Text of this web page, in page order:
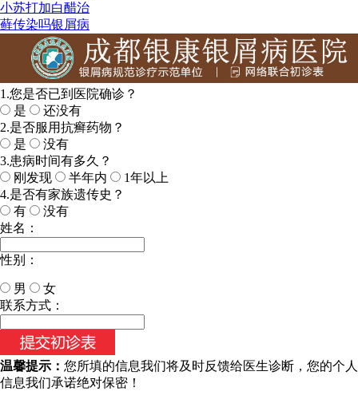
小苏打加白醋治
藓传染吗银屑病
1.您是否已到医院确诊？
是
还没有
2.是否服用抗癣药物？
是
没有
3.患病时间有多久？
刚发现
半年内
1年以上
4.是否有家族遗传史？
有
没有
姓名：
性别：
男
女
今天日期：
联系方式：
温馨提示： 您所填的信息我们将及时反馈给医生诊断，您的个人
信息我们承诺绝对保密！